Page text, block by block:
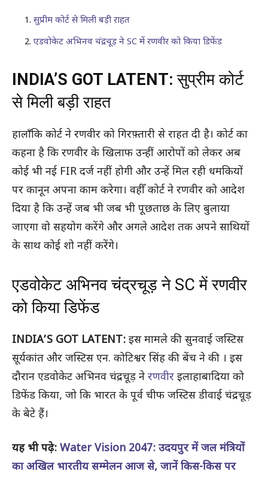
सुप्रीम कोर्ट से मिली बड़ी राहत
एडवोकेट अभिनव चंद्रचूड़ ने SC में रणवीर को किया डिफेंड
INDIA’S GOT LATENT:सुप्रीम कोर्ट
से मिली बड़ी राहत
हालाँकि कोर्ट ने रणवीर को गिरफ़्तारी से राहत दी है। कोर्ट का
कहना है कि रणवीर के खिलाफ उन्हीं आरोपों को लेकर अब
कोई भी नई FIR दर्ज नहीं होगी और उन्हें मिल रही धमकियों
पर कानून अपना काम करेगा। वहीँ कोर्ट ने रणवीर को आदेश
दिया है कि उन्हें जब भी जब भी पूछताछ के लिए बुलाया
जाएगा वो सहयोग करेंगे और अगले आदेश तक अपने साथियों
के साथ कोई शो नहीं करेंगे।
एडवोकेट अभिनव चंद्रचूड़ ने SC में रणवीर
को किया डिफेंड
INDIA’S GOT LATENT: इस मामले की सुनवाई जस्टिस
सूर्यकांत और जस्टिस एन. कोटिश्वर सिंह की बेंच ने की । इस
दौरान एडवोकेट अभिनव चंद्रचूड़ ने रणवीर इलाहाबादिया को
डिफेंड किया, जो कि भारत के पूर्व चीफ जस्टिस डीवाई चंद्रचूड़
के बेटे हैं।
यह भी पढ़े: Water Vision 2047: उदयपुर में जल मंत्रियों
का अखिल भारतीय सम्मेलन आज से, जानें किस-किस पर